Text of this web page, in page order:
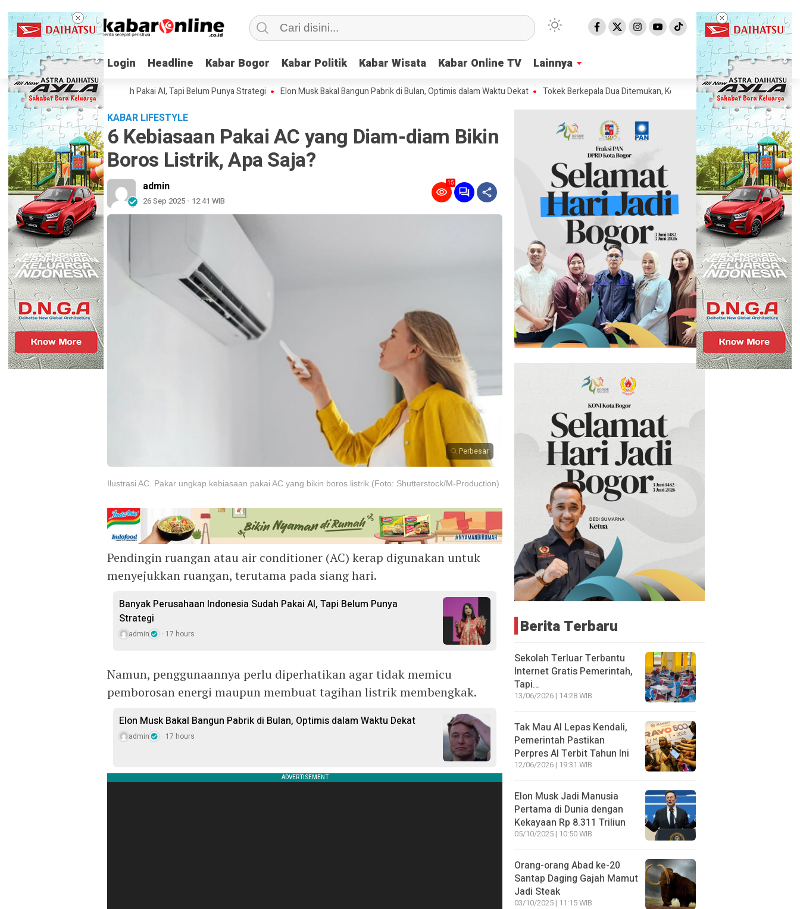
Login Headline Kabar Bogor Kabar Politik Kabar Wisata Kabar Online TV Lainnya
Login Headline Kabar Bogor Kabar Politik Kabar Wisata Kabar Online TV Lainnya
Indonesia Sudah Pakai AI, Tapi Belum Punya Strategi Elon Musk Bakal Bangun Pabrik di Bulan, Optimis dalam Waktu Dekat Tokek Berkepala Dua Ditemukan, Kepribadiannya Berbeda Kenapa Iran
KABAR LIFESTYLE
6 Kebiasaan Pakai AC yang Diam-diam Bikin
Boros Listrik, Apa Saja?
admin
26 Sep 2025 - 12:41 WIB
15
Perbesar
Ilustrasi AC. Pakar ungkap kebiasaan pakai AC yang bikin boros listrik.(Foto: Shutterstock/M-Production)
Pendingin ruangan atau air conditioner (AC) kerap digunakan untuk
menyejukkan ruangan, terutama pada siang hari.
Banyak Perusahaan Indonesia Sudah Pakai AI, Tapi Belum Punya
Strategi
admin 17 hours
Namun, penggunaannya perlu diperhatikan agar tidak memicu
pemborosan energi maupun membuat tagihan listrik membengkak.
Elon Musk Bakal Bangun Pabrik di Bulan, Optimis dalam Waktu Dekat
admin 17 hours
Berita Terbaru
Sekolah Terluar Terbantu
Internet Gratis Pemerintah,
Tapi…
13/06/2026 | 14:28 WIB
Tak Mau AI Lepas Kendali,
Pemerintah Pastikan
Perpres AI Terbit Tahun Ini
12/06/2026 | 19:31 WIB
Elon Musk Jadi Manusia
Pertama di Dunia dengan
Kekayaan Rp 8.311 Triliun
05/10/2025 | 10:50 WIB
Orang-orang Abad ke-20
Santap Daging Gajah Mamut
Jadi Steak
03/10/2025 | 11:15 WIB